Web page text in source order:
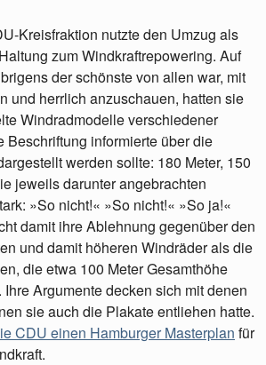
Kreisfraktion nutzte den Umzug als
zum Windkraftrepowering. Auf
der schönste von allen war, mit
und herrlich anzuschauen, hatten sie
Windradmodelle verschiedener
Beschriftung informierte über die
werden sollte: 180 Meter, 150
jeweils darunter angebrachten
»So nicht!« »So nicht!« »So ja!«
damit ihre Ablehnung gegenüber den
und damit höheren Windräder als die
die etwa 100 Meter Gesamthöhe
Argumente decken sich mit denen
sie auch die Plakate entliehen hatte.
CDU einen Hamburger Masterplan für